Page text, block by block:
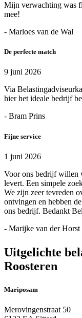
Mijn verwachting was
mee!
- Marloes van de Wal
De perfecte match
9 juni 2026
Via
hier het ideale bedrijf
- Bram Prins
Fijne service
1 juni 2026
Voor ons bedrijf willen
levert. Een simpele
We zijn zeer tevreden
ontvingen en hebben
ons bedrijf. Bedankt
- Marijke van der Horst
Uitgelichte
Roosteren
Mariposam
Merovingenstraat 50